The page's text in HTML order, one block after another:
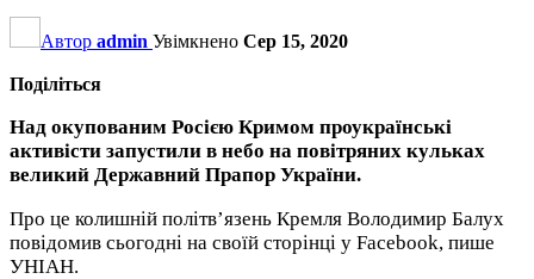
Автор admin Увімкнено Сер 15, 2020
Поділіться
Над окупованим Росією Кримом проукраїнські
активісти запустили в небо на повітряних кульках
великий Державний Прапор України.
Про це колишній політв’язень Кремля Володимир Балух
повідомив сьогодні на своїй сторінці у Facebook, пише
УНІАН.